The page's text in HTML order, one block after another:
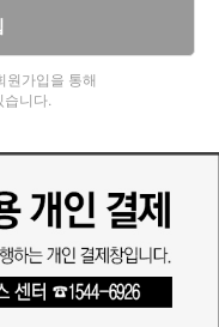
원가입을 통해
니다.